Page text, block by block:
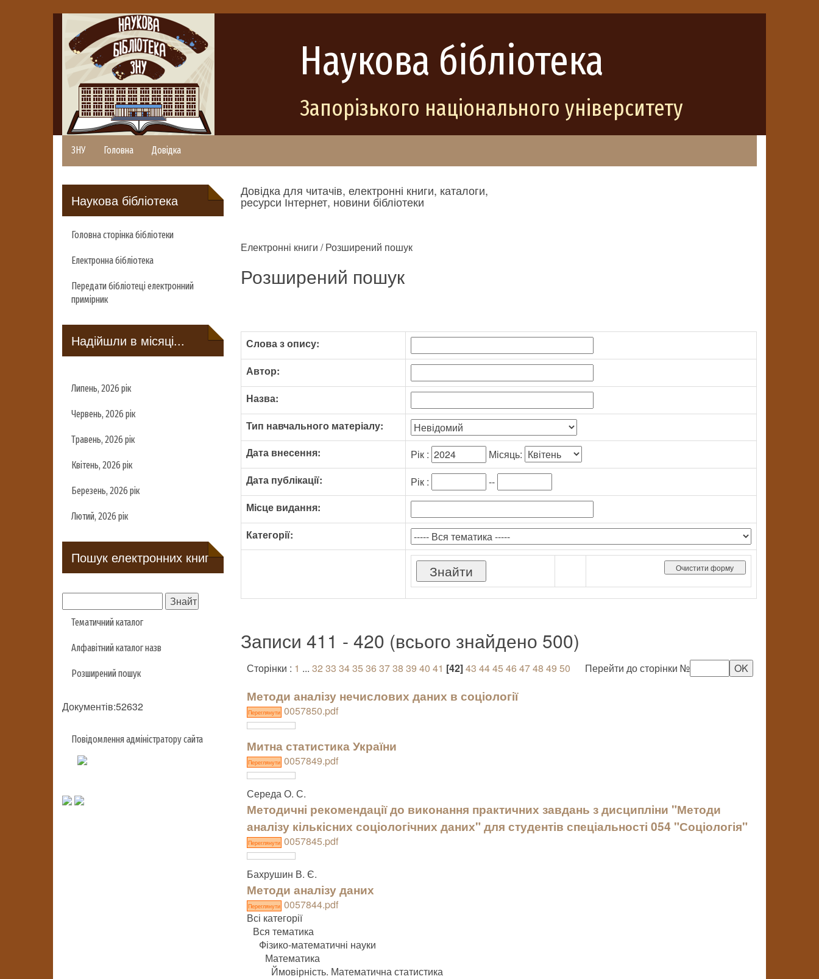
Наукова бібліотека
Запорізького національного університету
ЗНУ Головна Довідка
Наукова бібліотека
Головна сторінка бібліотеки
Електронна бібліотека
Передати бібліотеці електронний
примірник
Надійшли в місяці...
Липень, 2026 рік
Червень, 2026 рік
Травень, 2026 рік
Квітень, 2026 рік
Березень, 2026 рік
Лютий, 2026 рік
Пошук електронних книг
Тематичний каталог
Алфавітний каталог назв
Розширений пошук
Документів:52632
Повідомлення адміністратору сайта
Довідка для читачів, електронні книги, каталоги,
ресурси Інтернет, новини бібліотеки
Електронні книги / Розширений пошук
Розширений пошук
Слова з опису:
Автор:
Назва:
Тип навчального матеріалу:
Дата внесення:
Рік :
Місяць:
Дата публікації:
Рік :
--
Місце видання:
Категорії:
Записи 411 - 420 (всього знайдено 500)
Сторінки : 1 ... 32 33 3435 36 3738 39 40 41 [42]43 4445 46 4748 49 50 Перейти до сторінки №
Методи аналізу нечислових даних в соціології
Переглянути0057850.pdf
Митна статистика України
Переглянути0057849.pdf
Середа О. С.
Методичні рекомендації до виконання практичних завдань з дисципліни "Методи
аналізу кількісних соціологічних даних" для студентів спеціальності 054 "Соціологія"
Переглянути0057845.pdf
Бахрушин В. Є.
Методи аналізу даних
Переглянути0057844.pdf
Всі категорії
Вся тематика
Фізико-математичні науки
Математика
Ймовірність. Математична статистика